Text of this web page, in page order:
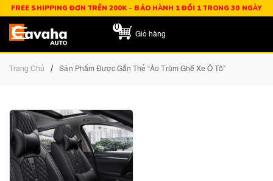
FREE SHIPPING ĐƠN TRÊN 200K - BẢO HÀNH 1 ĐỔI 1 TRONG 30 NGÀY
0
Giỏ hàng
Trang Chủ / Sản Phẩm Được Gắn Thẻ “áo Trùm Ghế Xe Ô Tô”